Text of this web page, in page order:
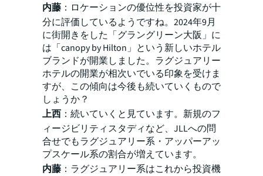
内藤 ：ロケーションの優位性を投資家が十
分に評価しているようですね。2024年9月
に街開きをした「グラングリーン大阪」に
は「canopy by Hilton」という新しいホテル
ブランドが開業しました。ラグジュアリー
ホテルの開業が相次いでいる印象を受けま
すが、この傾向は今後も続いていくもので
しょうか？
上西 ：続いていくと見ています。新規のフ
ィージビリティスタディなど、JLLへの問
合せでもラグジュアリー系・アッパーアッ
プスケール系の割合が増えています。
内藤 ：ラグジュアリー系はこれから投資機